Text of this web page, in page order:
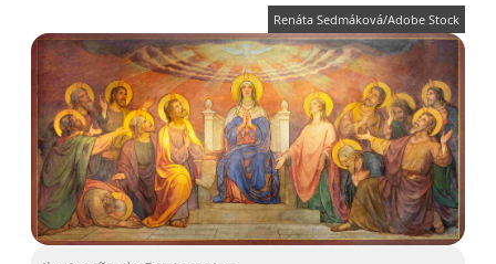
Renáta Sedmáková/Adobe Stock